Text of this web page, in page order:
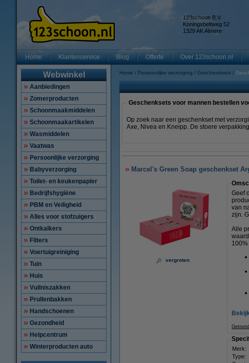
123schoon B.V.
Koningsbeltweg 52
1329 AK Almere
Home Klantenservice Blog Offerte Over 123schoon.nl
Webwinkel
Aanbiedingen
Zomerproducten
Schoonmaakmiddelen
Schoonmaakartikelen
Wasmiddelen
Vaatwas
Persoonlijke verzorging
Babyverzorging
Toilet- en keukenpapier
Bedrijfshygiëne
PBM en Veiligheid
Alles voor stofzuigers
Ontkalkers
Filters
Voertuigreiniging
Tuin
Huis
Vuilniszakken
Prullenbakken
Handschoenen
Gezondheid
Helpcentrum
Winterproducten auto
Home Persoonlijke verzorging Geschenksets
Geschenksets voor mannen bestellen
Op zoek naar een geschenkset met
Axe, Nivea en Kneipp. De stoere
Marcel's Green Soap geschenkset
vergroten
Geef
van
zijn.
Alle
Merk:
Type: